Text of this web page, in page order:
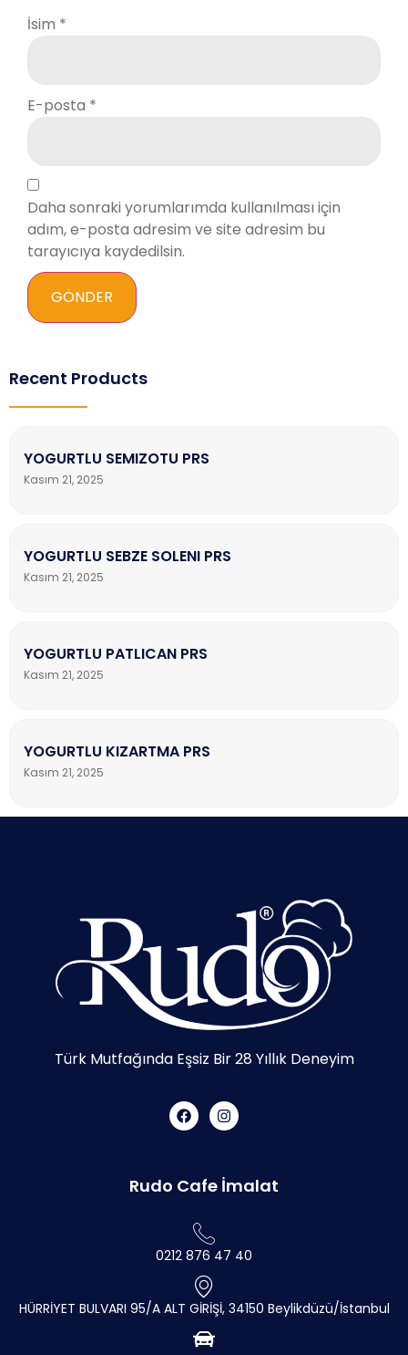
İsim *
E-posta *
Daha sonraki yorumlarımda kullanılması için
adım, e-posta adresim ve site adresim bu
tarayıcıya kaydedilsin.
Recent Products
YOGURTLU SEMIZOTU PRS
Kasım 21, 2025
YOGURTLU SEBZE SOLENI PRS
Kasım 21, 2025
YOGURTLU PATLICAN PRS
Kasım 21, 2025
YOGURTLU KIZARTMA PRS
Kasım 21, 2025
Türk Mutfağında Eşsiz Bir 28 Yıllık Deneyim
Rudo Cafe İmalat
0212 876 47 40
HÜRRİYET BULVARI 95/A ALT GİRİŞİ, 34150 Beylikdüzü/İstanbul